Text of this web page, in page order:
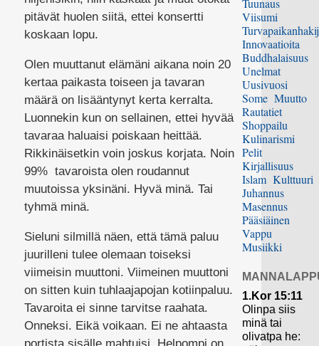
pitävät huolen siitä, ettei konsertti
koskaan lopu.
Olen muuttanut elämäni aikana noin 20
kertaa paikasta toiseen ja tavaran
määrä on lisääntynyt kerta kerralta.
Luonnekin kun on sellainen, ettei hyvää
tavaraa haluaisi poiskaan heittää.
Rikkinäisetkin voin joskus korjata. Noin
99% tavaroista olen roudannut
muutoissa yksinäni. Hyvä minä. Tai
tyhmä minä.
Sieluni silmillä näen, että tämä paluu
juurilleni tulee olemaan toiseksi
viimeisin muuttoni. Viimeinen muuttoni
on sitten kuin tuhlaajapojan kotiinpaluu.
Tavaroita ei sinne tarvitse raahata.
Onneksi. Eikä voikaan. Ei ne ahtaasta
Tuunaus
Viisumi
Innovaatioita
Buddhalaisuus
Unelmat
Uusivuosi
Some Muutto
Rautatiet
Shoppailu
Kulinarismi
Pelit
Kirjallisuus
Islam Kulttuuri
Juhannus
Masennus
Pääsiäinen
Vappu
Musiikki
1.Kor 15:11
Olinpa siis
minä tai
olivatpa he: